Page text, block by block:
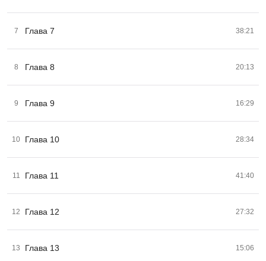
7 Глава 7 38:21
8 Глава 8 20:13
9 Глава 9 16:29
10 Глава 10 28:34
11 Глава 11 41:40
12 Глава 12 27:32
13 Глава 13 15:06